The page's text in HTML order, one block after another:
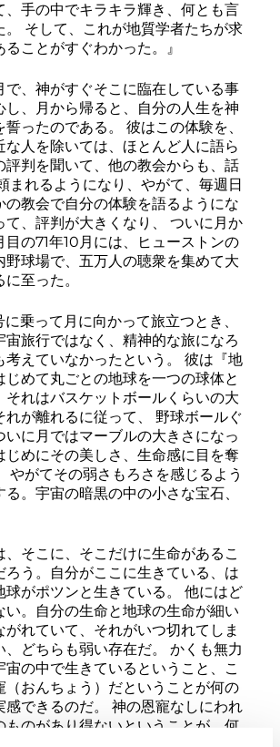
、手の中でキラキラ輝き、何とも言
。 そして、これが地質学者たちが求
ことがすぐわかった。』
で、神がすぐそこに臨在している事
し、月から帰ると、自分の人生を神
ったのである。 彼はこの体験を、
な人を除いては、ほとんど人に語ら
評判を聞いて、他の教会からも、話
まれるようになり、やがて、毎週日
の教会で自分の体験を語るようにな
て、評判が大きくなり、 ついに月か
目の71年10月には、ヒューストンの
野球場で、五万人の聴衆を集めて大
至った。
乗って月に向かって旅立つとき、
宙旅行ではなく、精神的な旅になろ
考えていなかったという。 彼は『地
じめて丸ごとの地球を一つの球体と
それはバスケットボールくらいの大
れが離れるに従って、 野球ボールぐ
いに月ではマーブルの大きさになっ
じめにその美しさ、生命感に目を奪
やがてその弱さもろさを感じるよう
。宇宙の暗黒の中の小さな宝石、
、そこに、そこだけに生命があるこ
ろう。自分がここに生きている、は
球がポツンと生きている。 他にはど
い。自分の生命と地球の生命が細い
がれていて、それがいつ切れてしま
、どちらも弱い存在だ。 かくも無力
宙の中で生きているということ、こ
（おんちょう）だということが何の
感できるのだ。 神の恩寵なしにわれ
ものがあり得ないということが、何